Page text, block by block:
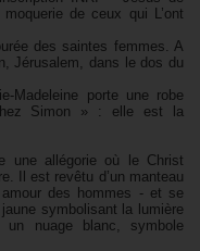
de ceux qui L’ont
des saintes femmes. A
Jérusalem, dans le dos du
Madeleine porte une robe
Simon » : elle est la
une allégorie où le Christ
Il est revêtu d’un manteau
des hommes - et se
symbolisant la lumière
nuage blanc, symbole